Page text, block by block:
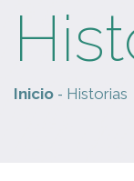
Inicio - Historias